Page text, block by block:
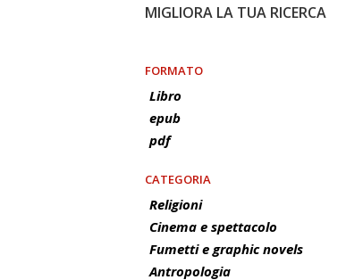
MIGLIORA LA TUA RICERCA
FORMATO
Libro
epub
pdf
CATEGORIA
Religioni
Cinema e spettacolo
Fumetti e graphic novels
Antropologia